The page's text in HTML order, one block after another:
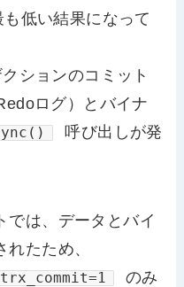
低い結果になって
ションのコミット
ログ）とバイナ
呼び出しが発
では、データとバイ
たため、
のみ